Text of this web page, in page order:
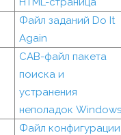
Файл заданий Do It
Again
CAB-файл пакета
поиска и
устранения
неполадок Windows
Файл конфигурации